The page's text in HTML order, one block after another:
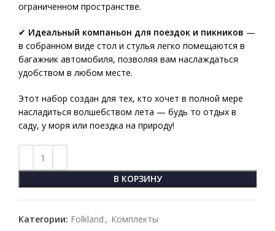
ограниченном пространстве.
✔ Идеальный компаньон для поездок и пикников —
в собранном виде стол и стулья легко помещаются в
багажник автомобиля, позволяя вам наслаждаться
удобством в любом месте.
Этот набор создан для тех, кто хочет в полной мере
насладиться волшебством лета — будь то отдых в
саду, у моря или поездка на природу!
В КОРЗИНУ
Категории: Folkland , Комплекты